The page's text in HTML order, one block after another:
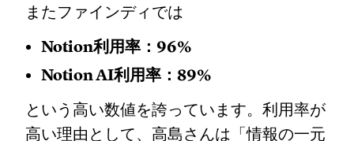
またファインディでは
Notion利用率：96%
Notion AI利用率：89%
という高い数値を誇っています。利用率が
高い理由として、高島さんは「情報の一元